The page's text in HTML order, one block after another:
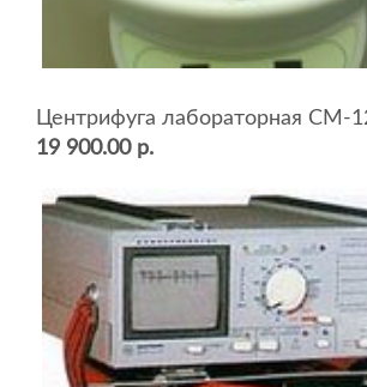
19 900.00 р.